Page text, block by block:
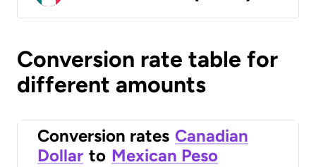
Conversion rate table for
different amounts
Conversion rates Canadian
Dollar to Mexican Peso